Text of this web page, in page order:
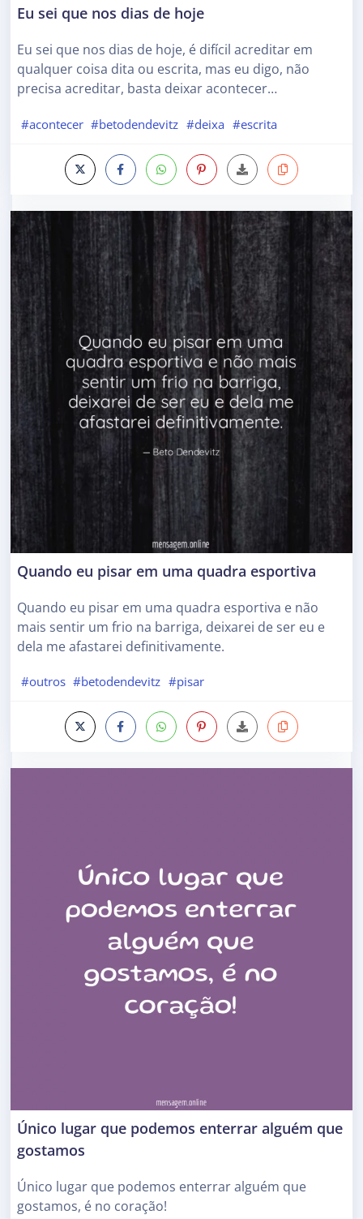
Eu sei que nos dias de hoje
Eu sei que nos dias de hoje, é difícil acreditar em
qualquer coisa dita ou escrita, mas eu digo, não
precisa acreditar, basta deixar acontecer…
#acontecer #betodendevitz #deixa #escrita
Quando eu pisar em uma quadra esportiva
Quando eu pisar em uma quadra esportiva e não
mais sentir um frio na barriga, deixarei de ser eu e
dela me afastarei definitivamente.
#outros #betodendevitz #pisar
Único lugar que podemos enterrar alguém que
gostamos
Único lugar que podemos enterrar alguém que
gostamos, é no coração!